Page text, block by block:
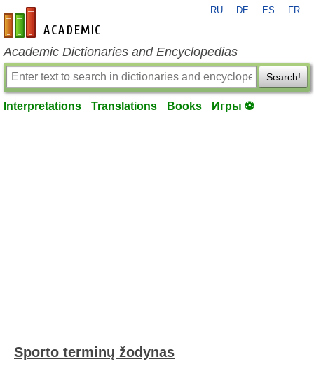
en-academic.com
RU DE ES FR
Academic Dictionaries and Encyclopedias
Search!
Interpretations Translations Books Игры ⚽
Sporto terminų žodynas